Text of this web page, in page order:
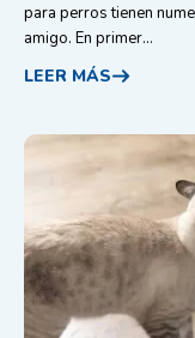
para perros tienen
amigo. En primer...
LEER MÁS